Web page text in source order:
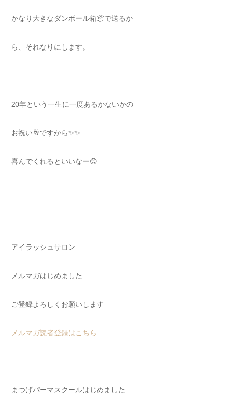
かなり大きなダンボール箱📦で送るか
ら、それなりにします。
20年という一生に一度あるかないかの
お祝い🥂ですから✨✨
喜んでくれるといいなー😊
アイラッシュサロン
メルマガはじめました
ご登録よろしくお願いします
メルマガ読者登録はこちら
まつげパーマスクールはじめました